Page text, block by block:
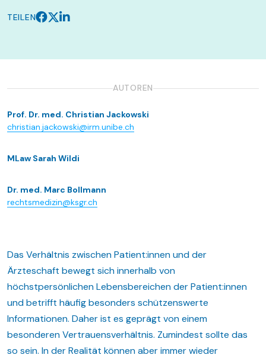
TEILEN
AUTOREN
Prof. Dr. med. Christian Jackowski
christian.jackowski@irm.unibe.ch
MLaw Sarah Wildi
Dr. med. Marc Bollmann
rechtsmedizin@ksgr.ch
Das Verhältnis zwischen Patient:innen und der
Ärzteschaft bewegt sich innerhalb von
höchstpersönlichen Lebensbereichen der Patient:innen
und betrifft häufig besonders schützenswerte
Informationen. Daher ist es geprägt von einem
besonderen Vertrauensverhältnis. Zumindest sollte das
so sein. In der Realität können aber immer wieder